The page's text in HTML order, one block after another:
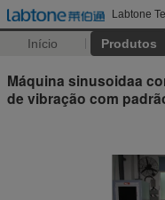
Labtone
Início Produtos
Máquina sinusoidaa
de vibração com